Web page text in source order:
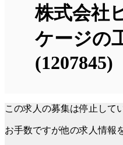
株式会社
ケージの
(1207845)
この求人の募集は停止して
お手数ですが他の求人情報